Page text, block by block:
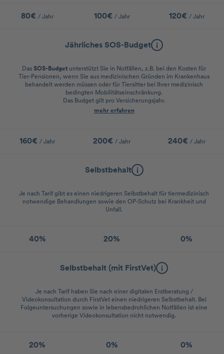
80€/ Jahr 100€ / Jahr 120€ / Jahr
Jährliches SOS-Budget
Das SOS-Budget unterstützt Sie in Notfällen, z.B. bei den Kosten für
Tier-Pensionen, wenn Sie aus medizinischen Gründen im Krankenhaus
behandelt werden müssen oder für Tiersitter bei Ihrer medizinisch
bedingten Mobilitätseinschränkung.
Das Budget gilt pro Versicherungsjahr.
mehr erfahren
160€/ Jahr 200€/ Jahr 240€ / Jahr
Selbstbehalt
Je nach Tarif gibt es einen niedrigeren Selbstbehalt für tiermedizinisch
notwendige Behandlungen sowie den OP-Schutz bei Krankheit und
Unfall.
40% 20% 0%
Selbstbehalt (mit FirstVet)
Je nach Tarif haben Sie nach einer digitalen Erstberatung /
Videokonsultation durch FirstVet einen niedrigeren Selbstbehalt. Bei
Folgeuntersuchungen sowie in lebensbedrohlichen Notfällen ist eine
vorherige Videokonsultation nicht notwendig.
20% 0% 0%